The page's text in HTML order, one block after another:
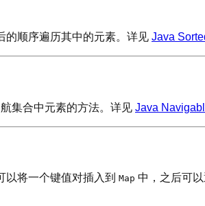
的顺序遍历其中的元素。详见 Java
集合中元素的方法。详见 Java
以将一个键值对插入到 Map 中，之后可